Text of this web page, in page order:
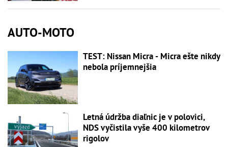
AUTO-MOTO
TEST: Nissan Micra - Micra ešte nikdy
nebola príjemnejšia
Letná údržba diaľnic je v polovici,
NDS vyčistila vyše 400 kilometrov
rigolov